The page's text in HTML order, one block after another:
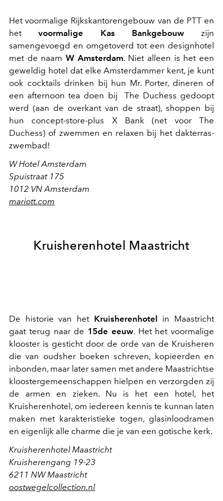
Het voormalige Rijkskantorengebouw van de PTT en
hetvoormalige Kas Bankgebouwzijn
samengevoegd en omgetoverd tot een designhotel
met de naam W Amsterdam. Niet alleen is het een
geweldig hotel dat elke Amsterdammer kent, je kunt
ook cocktails drinken bij hun Mr. Porter, dineren of
een afternoon tea doen bij The Duchess gedoopt
werd (aan de overkant van de straat), shoppen bij
hun concept-store-plus X Bank (net voor The
Duchess) of zwemmen en relaxen bij het dakterras-
zwembad!
W Hotel Amsterdam
Spuistraat 175
1012 VN Amsterdam
mariott.com
Kruisherenhotel Maastricht
De historie van het Kruisherenhotel
in Maastricht
gaat terug naar de 15de eeuw. Het het voormalige
klooster is gesticht door de orde van de Kruisheren
die van oudsher boeken schreven, kopieerden en
inbonden, maar later samen met andere Maastrichtse
kloostergemeenschappen hielpen en verzorgden zij
de armen en zieken. Nu is het een hotel, het
Kruisherenhotel, om iedereen kennis te kunnan laten
maken met karakteristieke togen, glasinloodramen
en eigenlijk alle charme die je van een gotische kerk.
Kruisherenhotel Maastricht
Kruisherengang 19-23
6211 NW Maastricht
oostwegelcollection.nl